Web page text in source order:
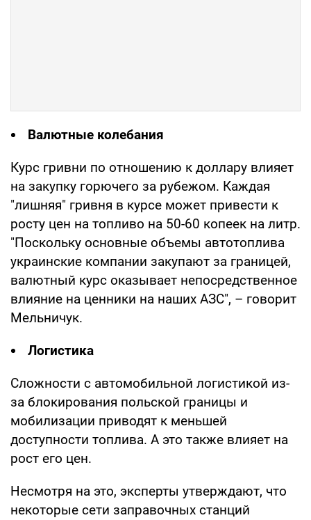
Валютные колебания
Курс гривни по отношению к доллару влияет
на закупку горючего за рубежом. Каждая
"лишняя" гривня в курсе может привести к
росту цен на топливо на 50-60 копеек на литр.
"Поскольку основные объемы автотоплива
украинские компании закупают за границей,
валютный курс оказывает непосредственное
влияние на ценники на наших АЗС", – говорит
Мельничук.
Логистика
Сложности с автомобильной логистикой из-
за блокирования польской границы и
мобилизации приводят к меньшей
доступности топлива. А это также влияет на
рост его цен.
Несмотря на это, эксперты утверждают, что
некоторые сети заправочных станций